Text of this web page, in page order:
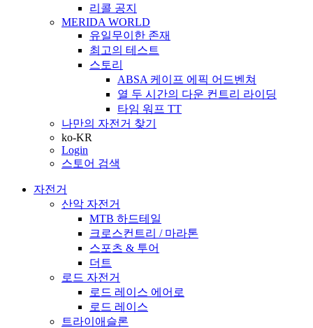
리콜 공지
MERIDA WORLD
유일무이한 존재
최고의 테스트
스토리
ABSA 케이프 에픽 어드벤쳐
열 두 시간의 다운 컨트리 라이딩
타임 워프 TT
나만의 자전거 찾기
ko-KR
Login
스토어 검색
자전거
산악 자전거
MTB 하드테일
크로스컨트리 / 마라톤
스포츠 & 투어
더트
로드 자전거
로드 레이스 에어로
로드 레이스
트라이애슬론